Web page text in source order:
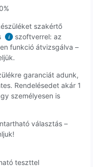
szakértő
i
szoftverrel: az
funkció átvizsgálva –
garanciát adunk,
Rendelésedet akár 1
személyesen is
választás –
teszttel